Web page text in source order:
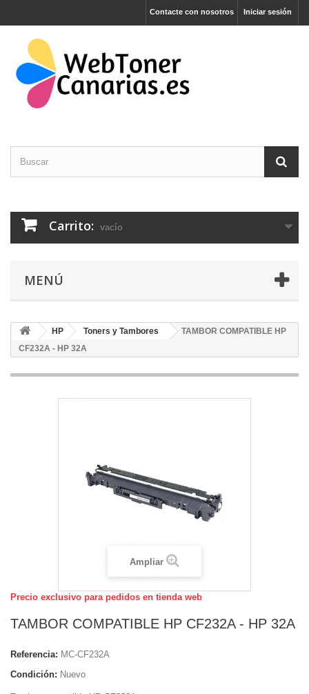
Iniciar sesión
Contacte con nosotros
Carrito: vacío
MENÚ
HP Toners y Tambores
TAMBOR COMPATIBLE HP
CF232A - HP 32A
Ampliar
Precio exclusivo para pedidos en tienda web
TAMBOR COMPATIBLE HP CF232A - HP 32A
Referencia: MC-CF232A
Condición: Nuevo